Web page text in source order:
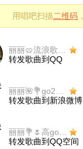
用唱吧扫描二维码
转发歌曲到QQ
转发歌曲到新浪微博
转发歌曲到QQ空间